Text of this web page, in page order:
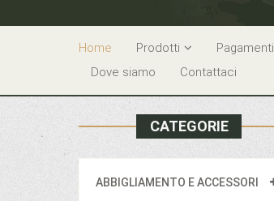
Home Prodotti Pagamenti
Dove siamo
Contattaci
CATEGORIE
ABBIGLIAMENTO E ACCESSORI